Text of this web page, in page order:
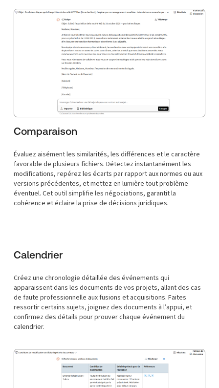
Comparaison
Évaluez aisément les similarités, les différences et le caractère
favorable de plusieurs fichiers. Détectez instantanément les
modifications, repérez les écarts par rapport aux normes ou aux
versions précédentes, et mettez en lumière tout problème
éventuel. Cet outil simplifie les négociations, garantit la
cohérence et éclaire la prise de décisions juridiques.
Calendrier
Créez une chronologie détaillée des événements qui
apparaissent dans les documents de vos projets, allant des cas
de faute professionnelle aux fusions et acquisitions. Faites
ressortir certains sujets, joignez des documents à l’appui, et
confirmez des détails pour prouver chaque événement du
calendrier.